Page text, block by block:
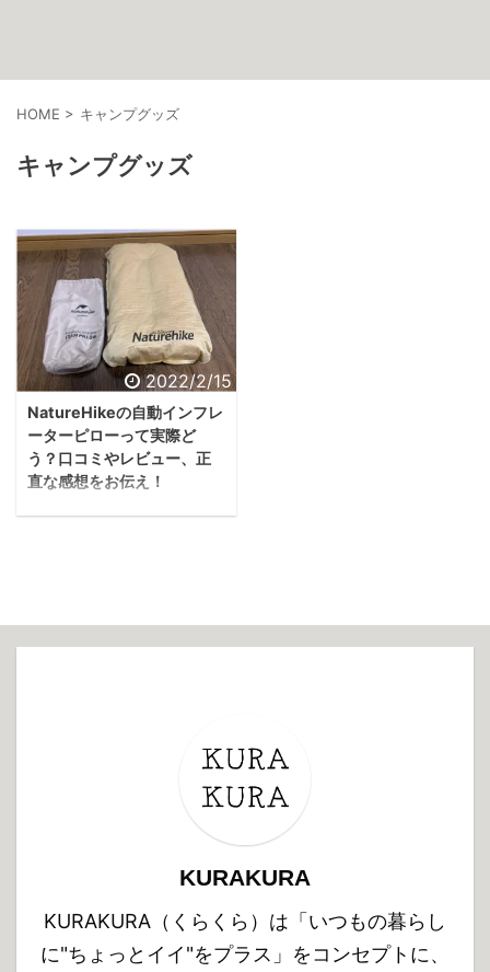
HOME > キャンプグッズ
キャンプグッズ
2022/2/15
NatureHikeの自動インフレ
ーターピローって実際ど
う？口コミやレビュー、正
直な感想をお伝え！
今回はNatureHikeの自動
トでの口コミをご紹介し
はぜひ参考にしてみて下
さい。 NatureHikeの自
動インフレーターピロー
の特徴＆商品スペック こ
インフレーターピローの
いてご紹介します。
NatureHikeの自動インフ
KURAKURA
KURAKURA（くらくら）は「いつもの暮らし
に"ちょっとイイ"をプラス」をコンセプトに、